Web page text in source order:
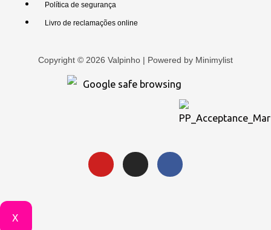
Política de segurança
Livro de reclamações online
Copyright © 2026 Valpinho | Powered by Minimylist
X